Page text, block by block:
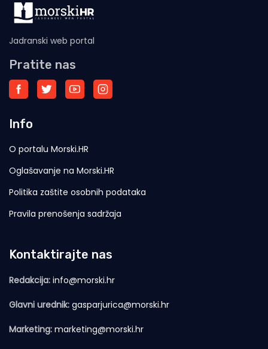
Jadranski web portal
Pratite nas
Info
O portalu Morski.HR
Oglašavanje na Morski.HR
Politika zaštite osobnih podataka
Pravila prenošenja sadržaja
Kontaktirajte nas
Redakcija: info@morski.hr
Glavni urednik: gasparjurica@morski.hr
Marketing: marketing@morski.hr